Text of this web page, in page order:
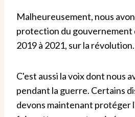
Malheureusement, nous
protection du gouvernement
2019 à 2021, sur la révolution.
C'est aussi la voix dont nous
pendant la guerre. Certains
devons maintenant protéger